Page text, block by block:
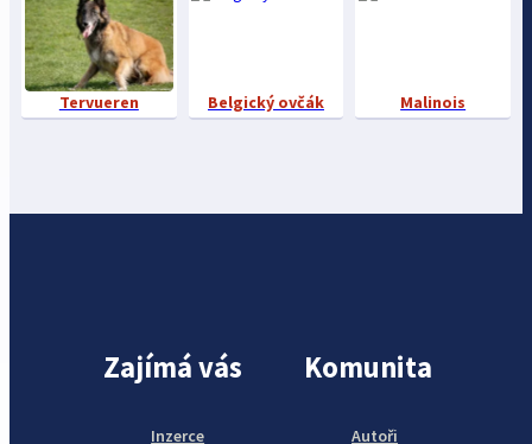
Tervueren Belgický ovčák Malinois
Zajímá vás
Inzerce
Komunita
Autoři